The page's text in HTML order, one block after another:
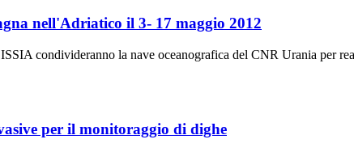
nell'Adriatico il 3- 17 maggio 2012
condivideranno la nave oceanografica del CNR Urania per
per il monitoraggio di dighe